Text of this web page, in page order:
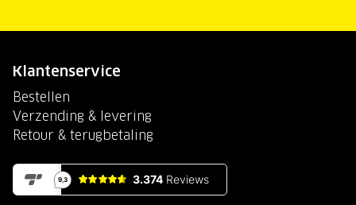
Klantenservice
Bestellen
Verzending & levering
Retour & terugbetaling